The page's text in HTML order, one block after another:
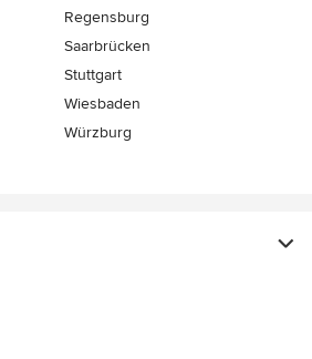
Regensburg
Saarbrücken
Stuttgart
Wiesbaden
Würzburg